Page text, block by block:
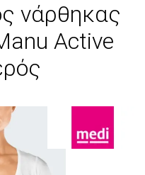
νάρθηκας
Active